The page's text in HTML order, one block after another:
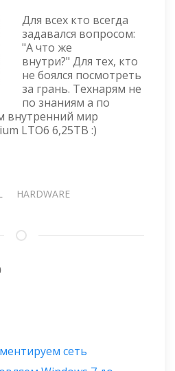
КАРТРИДЖА
HP
ULTRIUM
LTO6
6,25TB
Для всех кто всегда
задавался вопросом:
"А что же
внутри?" Для тех, кто
не боялся посмотреть
за грань. Технарям не
по знаниям а по
внутренний мир
LTO6 6,25TB :)
HARDWARE
сеть